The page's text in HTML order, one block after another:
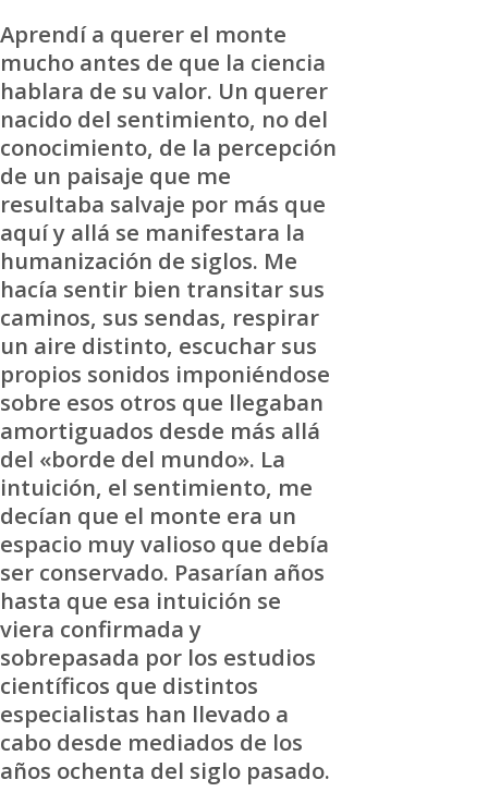
Aprendí a querer el monte
mucho antes de que la ciencia
hablara de su valor. Un querer
nacido del sentimiento, no del
conocimiento, de la percepción
de un paisaje que me
resultaba salvaje por más que
aquí y allá se manifestara la
humanización de siglos. Me
hacía sentir bien transitar sus
caminos, sus sendas, respirar
un aire distinto, escuchar sus
propios sonidos imponiéndose
sobre esos otros que llegaban
amortiguados desde más allá
del «borde del mundo». La
intuición, el sentimiento, me
decían que el monte era un
espacio muy valioso que debía
ser conservado. Pasarían años
hasta que esa intuición se
viera confirmada y
sobrepasada por los estudios
científicos que distintos
especialistas han llevado a
cabo desde mediados de los
años ochenta del siglo pasado.